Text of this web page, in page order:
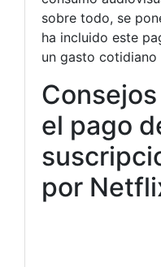
sobre todo, se
ha incluido este
un gasto cotidiano
el pago
por